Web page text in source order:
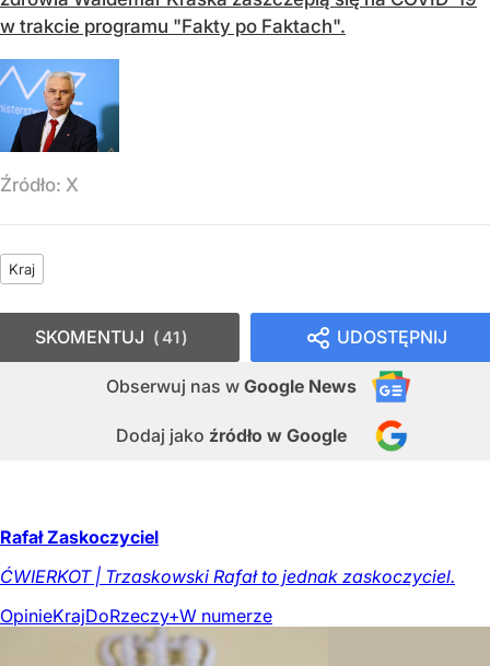
w trakcie programu "Fakty po Faktach".
Źródło: X
Kraj
UDOSTĘPNIJ
Obserwuj nas w Google News
Dodaj jako źródło w Google
SKOMENTUJ 41
Rafał Zaskoczyciel
ĆWIERKOT | Trzaskowski Rafał to jednak zaskoczyciel.
OpinieKrajDoRzeczy+W numerze